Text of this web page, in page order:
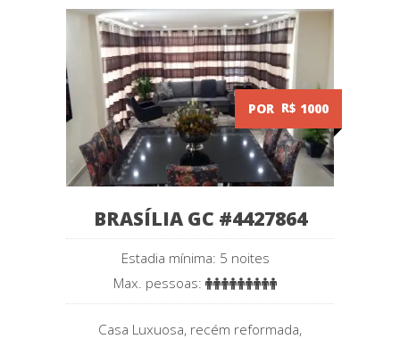
POR R$ 1000
BRASÍLIA GC #4427864
Estadia mínima: 5 noites
Max. pessoas:
Casa Luxuosa, recém reformada,